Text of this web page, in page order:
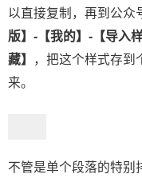
以直接复制，再到公众
版】-【我的】-【导入样
藏】
，把这个样式存到
来。
不管是单个段落的特别